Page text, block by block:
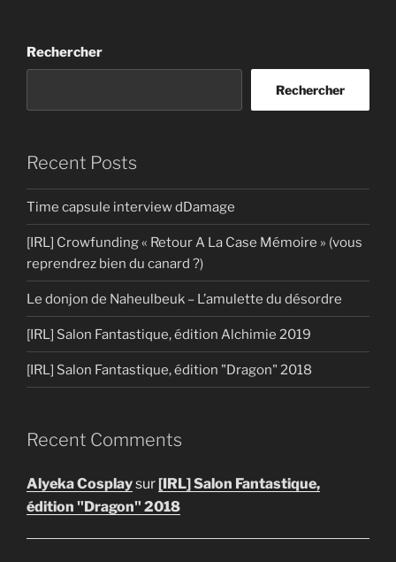
Rechercher
Rechercher
Recent Posts
Time capsule interview dDamage
[IRL] Crowfunding « Retour A La Case Mémoire » (vous
reprendrez bien du canard ?)
Le donjon de Naheulbeuk – L’amulette du désordre
[IRL] Salon Fantastique, édition Alchimie 2019
[IRL] Salon Fantastique, édition "Dragon" 2018
Recent Comments
Alyeka Cosplaysur[IRL] Salon Fantastique,
édition "Dragon" 2018